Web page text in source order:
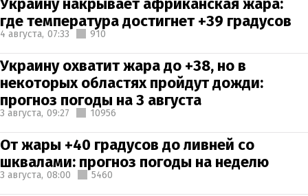
где температура достигнет +39 градусов
4 августа, 07:33 910
Украину охватит жара до +38, но в
некоторых областях пройдут дожди:
прогноз погоды на 3 августа
3 августа, 09:27 10956
От жары +40 градусов до ливней со
шквалами: прогноз погоды на неделю
3 августа, 08:00 5460